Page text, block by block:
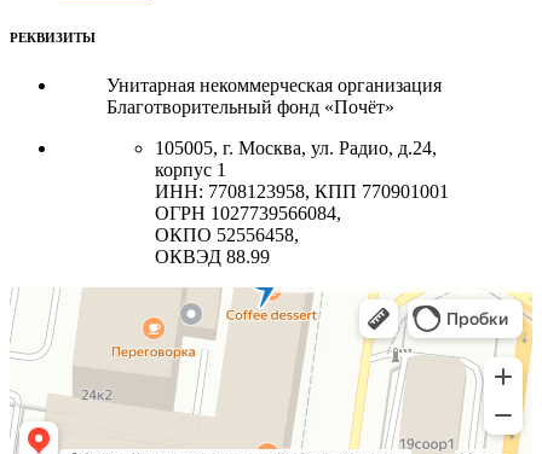
РЕКВИЗИТЫ
Унитарная некоммерческая организация
Благотворительный фонд «Почёт»
105005, г. Москва, ул. Радио, д.24,
корпус 1
ИНН: 7708123958, КПП 770901001
ОГРН 1027739566084,
ОКПО 52556458,
ОКВЭД 88.99